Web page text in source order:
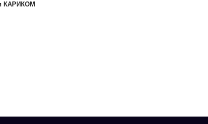
КАРИКОМ